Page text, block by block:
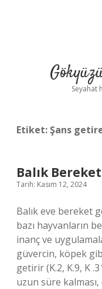
Seyahat
Etiket:Şans
Balık
Tarih: Kasım 12, 2024
Balık eve bereket
bazı hayvanların
inanç ve
güvercin, köpek
getirir (K.2, K.9, K
uzun süre